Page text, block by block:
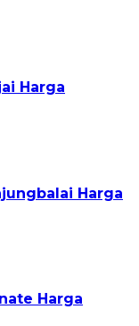
Harga
Harga
Harga